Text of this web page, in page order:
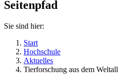
Seitenpfad
Sie sind hier:
Start
Hochschule
Aktuelles
Tierforschung aus dem Weltall